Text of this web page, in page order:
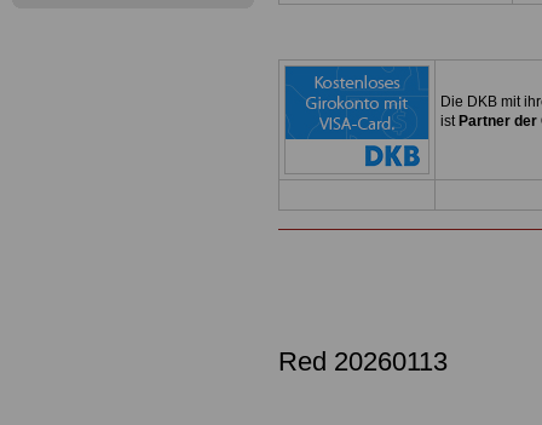
Die DKB mit
ist Partner der
Red 20260113